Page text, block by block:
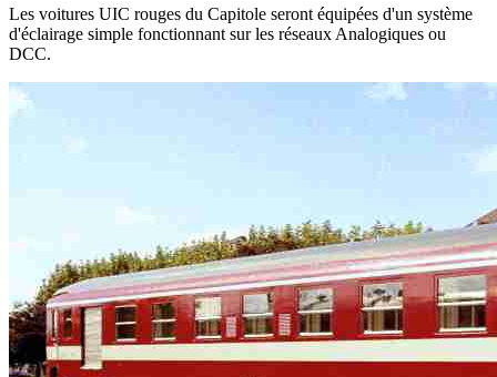
Les voitures UIC rouges du Capitole seront équipées d'un système
d'éclairage simple fonctionnant sur les réseaux Analogiques ou
DCC.